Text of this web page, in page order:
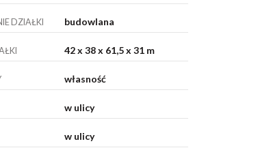
DZIAŁKI budowlana
42 x 38 x 61,5 x 31 m
własność
w ulicy
w ulicy